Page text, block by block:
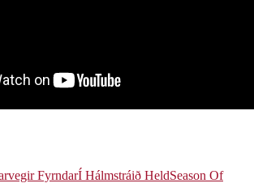
FyrndarÍ Hálmstráið HeldSeason Of